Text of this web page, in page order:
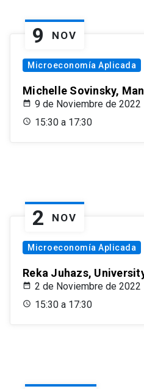
9 NOV
Microeconomía Aplicada
Michelle Sovinsky,
9 de Noviembre de 2022
15:30 a 17:30
2 NOV
Microeconomía Aplicada
Reka Juhazs,
2 de Noviembre de 2022
15:30 a 17:30